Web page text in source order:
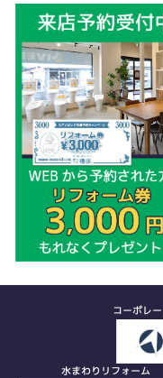
コーポレ
水まわりリフォーム